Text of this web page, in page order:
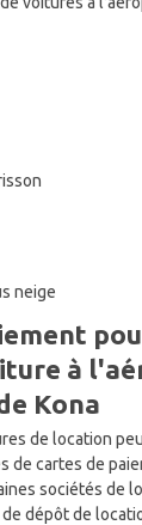
neige
à
Kona
de location
de cartes de
sociétés de
dépôt de